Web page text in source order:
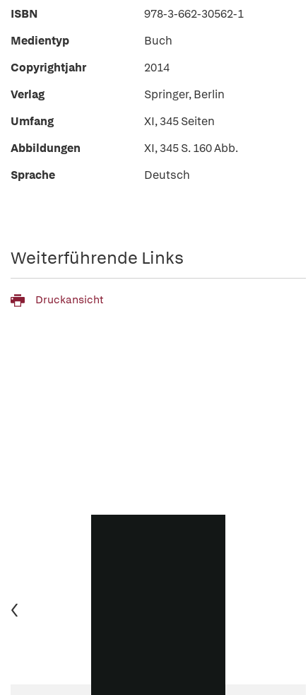
ISBN
978-3-662-30562-1
Medientyp
Buch
Copyrightjahr
2014
Verlag
Springer, Berlin
Umfang
XI, 345 Seiten
Abbildungen
XI, 345 S. 160 Abb.
Sprache
Deutsch
Weiterführende Links
Druckansicht